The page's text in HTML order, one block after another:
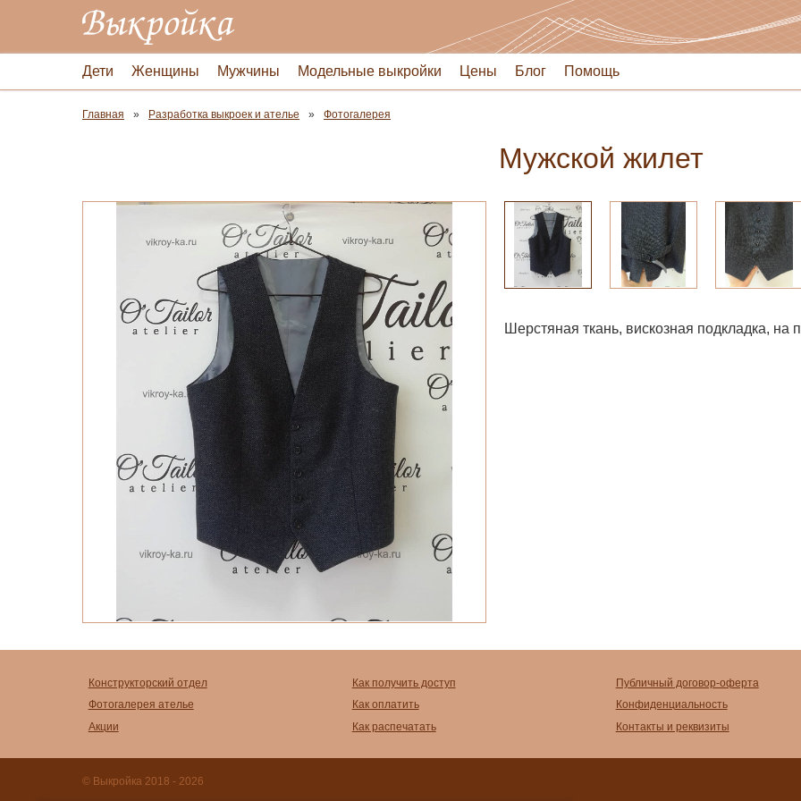
Дети Женщины Мужчины Модельные выкройки Цены Блог Помощь
Главная Разработка выкроек и ателье Фотогалерея
Мужской жилет
Шерстяная ткань, вискозная подкладка,
Конструкторский отдел
Фотогалерея ателье
Акции
Как получить доступ
Как оплатить
Как распечатать
Публичный договор-оферта
Конфиденциальность
Контакты и реквизиты
© Выкройка 2018 - 2026